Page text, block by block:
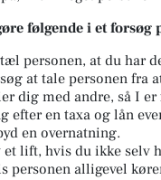
følgende i et
personen, at du har
at tale personen fra
dig med andre, så I
efter en taxa og lån
en overnatning.
et lift, hvis du ikke selv
personen alligevel